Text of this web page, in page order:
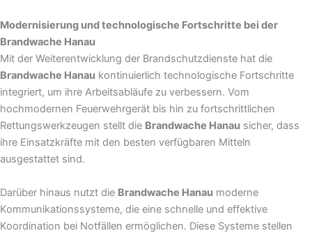
Modernisierung und technologische Fortschritte bei der
Brandwache Hanau
Mit der Weiterentwicklung der Brandschutzdienste hat die
Brandwache Hanau kontinuierlich technologische Fortschritte
integriert, um ihre Arbeitsabläufe zu verbessern. Vom
hochmodernen Feuerwehrgerät bis hin zu fortschrittlichen
Rettungswerkzeugen stellt die Brandwache Hanau sicher, dass
ihre Einsatzkräfte mit den besten verfügbaren Mitteln
ausgestattet sind.
Darüber hinaus nutzt die Brandwache Hanau moderne
Kommunikationssysteme, die eine schnelle und effektive
Koordination bei Notfällen ermöglichen. Diese Systeme stellen